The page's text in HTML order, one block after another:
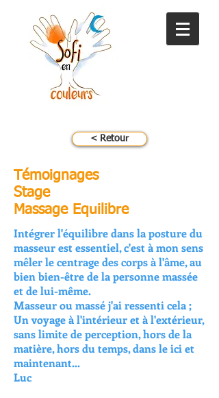
< Retour
Témoignages
Stage
Massage Equilibre
Intégrer l'équilibre dans la posture du
masseur est essentiel, c'est à mon sens
mêler le centrage des corps à l'âme, au
bien bien-être de la personne massée
et de lui-même.
Masseur ou massé j'ai ressenti cela ;
Un voyage à l'intérieur et à l'extérieur,
sans limite de perception, hors de la
matière, hors du temps, dans le ici et
maintenant...
Luc